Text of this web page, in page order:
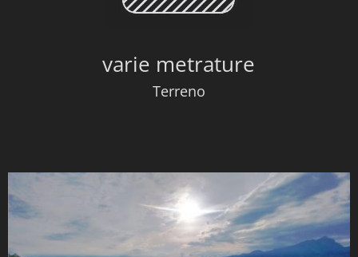
varie metrature
Terreno